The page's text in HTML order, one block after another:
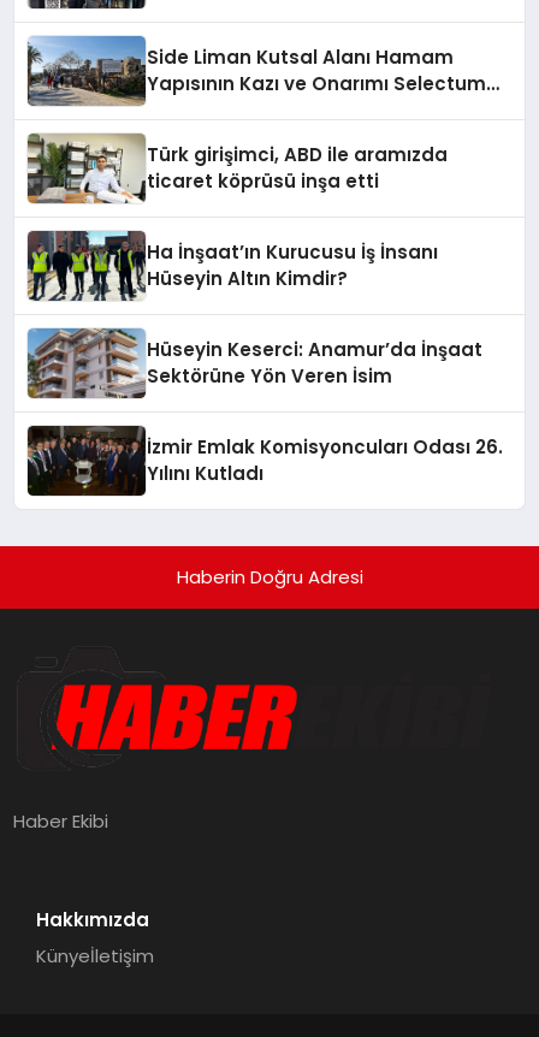
Side Liman Kutsal Alanı Hamam
Yapısının Kazı ve Onarımı Selectum
Türk girişimci, ABD ile aramızda
ticaret köprüsü inşa etti
Ha İnşaat’ın Kurucusu İş İnsanı
Hüseyin Altın Kimdir?
Hüseyin Keserci: Anamur’da İnşaat
Sektörüne Yön Veren İsim
İzmir Emlak Komisyoncuları Odası 26.
Yılını Kutladı
Haberin Doğru Adresi
Haber Ekibi
Hakkımızda
Künyeİletişim